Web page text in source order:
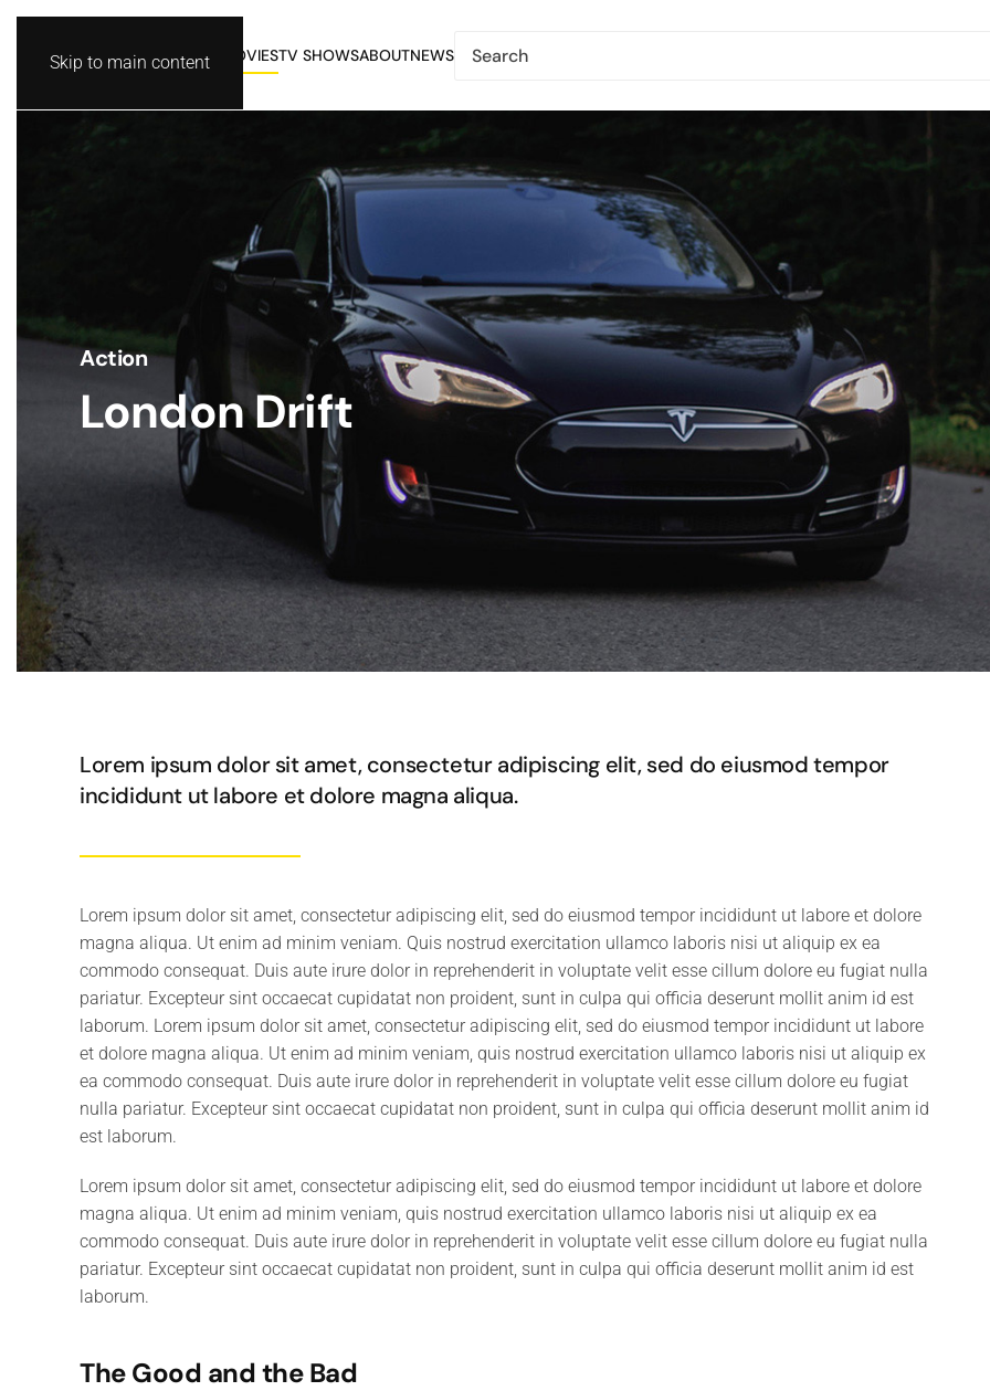
Skip to main content MOVIESTV SHOWSABOUTNEWS
Action
London Drift
Lorem ipsum dolor sit amet, consectetur adipiscing elit, sed do eiusmod tempor
incididunt ut labore et dolore magna aliqua.
Lorem ipsum dolor sit amet, consectetur adipiscing elit, sed do eiusmod tempor incididunt ut labore et dolore
magna aliqua. Ut enim ad minim veniam. Quis nostrud exercitation ullamco laboris nisi ut aliquip ex ea
commodo consequat. Duis aute irure dolor in reprehenderit in voluptate velit esse cillum dolore eu fugiat nulla
pariatur. Excepteur sint occaecat cupidatat non proident, sunt in culpa qui officia deserunt mollit anim id est
laborum. Lorem ipsum dolor sit amet, consectetur adipiscing elit, sed do eiusmod tempor incididunt ut labore
et dolore magna aliqua. Ut enim ad minim veniam, quis nostrud exercitation ullamco laboris nisi ut aliquip ex
ea commodo consequat. Duis aute irure dolor in reprehenderit in voluptate velit esse cillum dolore eu fugiat
nulla pariatur. Excepteur sint occaecat cupidatat non proident, sunt in culpa qui officia deserunt mollit anim id
est laborum.
Lorem ipsum dolor sit amet, consectetur adipiscing elit, sed do eiusmod tempor incididunt ut labore et dolore
magna aliqua. Ut enim ad minim veniam, quis nostrud exercitation ullamco laboris nisi ut aliquip ex ea
commodo consequat. Duis aute irure dolor in reprehenderit in voluptate velit esse cillum dolore eu fugiat nulla
pariatur. Excepteur sint occaecat cupidatat non proident, sunt in culpa qui officia deserunt mollit anim id est
laborum.
The Good and the Bad